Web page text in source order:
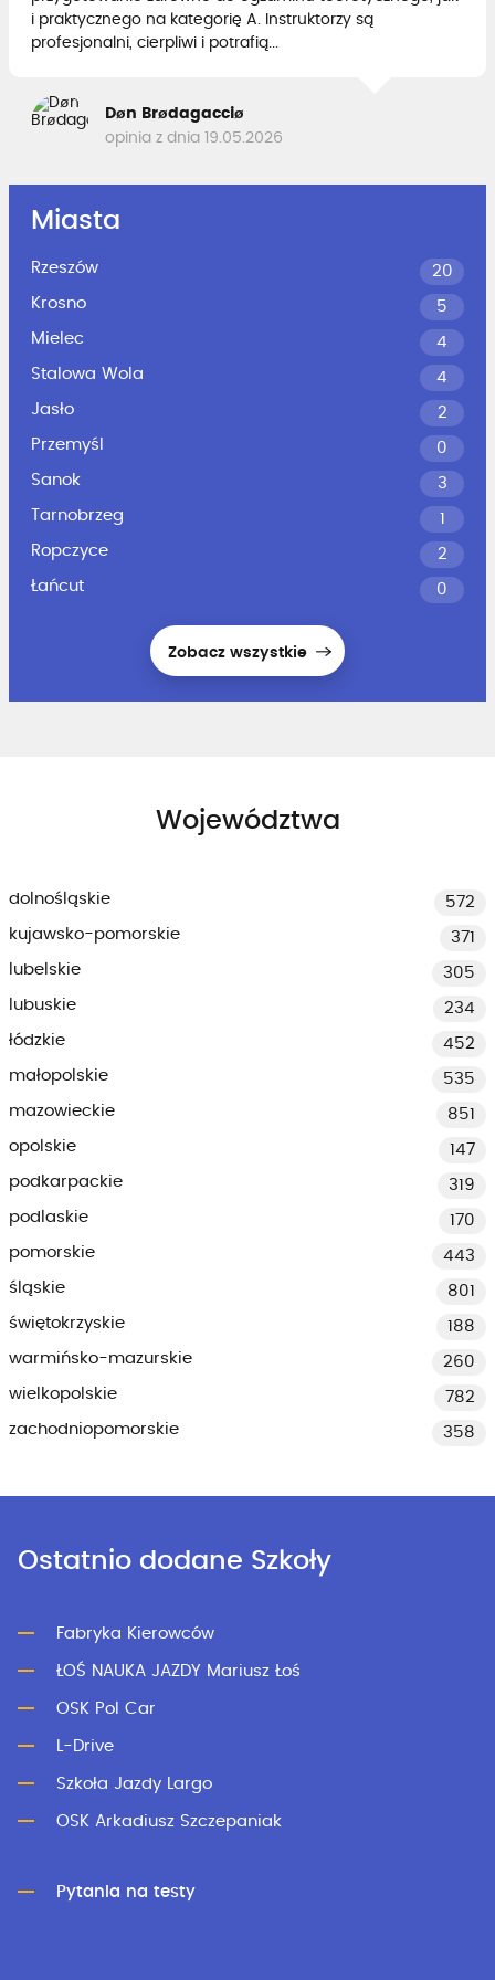
i praktycznego na kategorię A. Instruktorzy są
profesjonalni, cierpliwi i potrafią...
Døn Brødagacciø
opinia z dnia 19.05.2026
Miasta
Rzeszów
20
Krosno
5
Mielec
4
Stalowa Wola
4
Jasło
2
Przemyśl
0
Sanok
3
Tarnobrzeg
1
Ropczyce
2
Łańcut
0
Zobacz wszystkie
Województwa
dolnośląskie
572
kujawsko-pomorskie
371
lubelskie
305
lubuskie
234
łódzkie
452
małopolskie
535
mazowieckie
851
opolskie
147
podkarpackie
319
podlaskie
170
pomorskie
443
śląskie
801
świętokrzyskie
188
warmińsko-mazurskie
260
wielkopolskie
782
zachodniopomorskie
358
Ostatnio dodane Szkoły
Fabryka Kierowców
ŁOŚ NAUKA JAZDY Mariusz Łoś
OSK Pol Car
L-Drive
Szkoła Jazdy Largo
OSK Arkadiusz Szczepaniak
Pytania na testy